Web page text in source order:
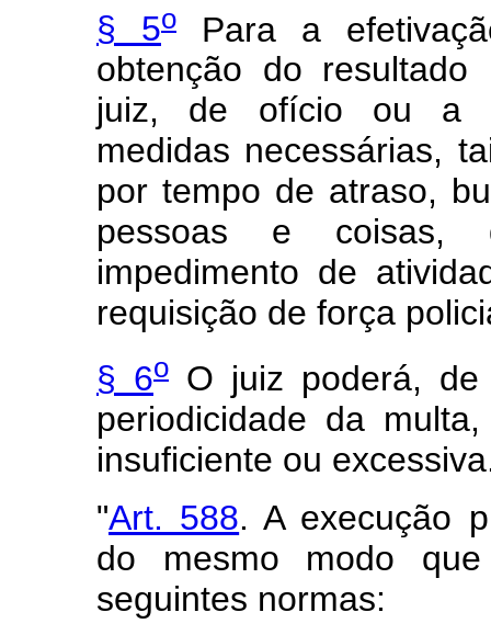
§ 5o Para a
obtenção do
juiz, de ofício ou a
medidas necessárias,
por tempo de atraso,
pessoas e coisas,
impedimento de
requisição de força
§ 6o O juiz poderá,
periodicidade da
insuficiente ou
"Art. 588. A execução
do mesmo modo
seguintes normas: